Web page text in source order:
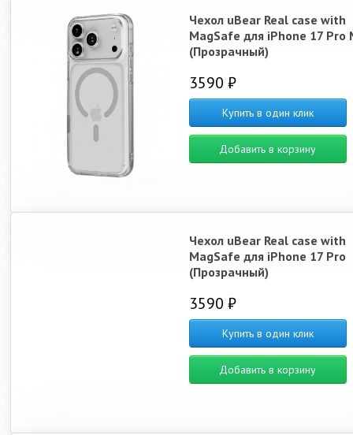
Чехол uBear Real case with
MagSafe для iPhone 17 Pro
(Прозрачный)
3590 ₽
Купить в один клик
Добавить в корзину
Чехол uBear Real case with
MagSafe для iPhone 17 Pro
(Прозрачный)
3590 ₽
Купить в один клик
Добавить в корзину